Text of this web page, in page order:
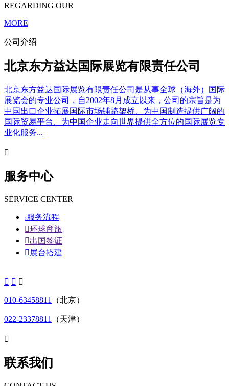
REGARDING OUR
MORE
公司介绍
北京东方益达国际展览有限责任公司
北京东方益达国际展览有限责任公司是从事全球（海外）国际
展览会的专业公司，自2002年8月成立以来，公司的宗旨是为
中国出口企业拓展国际市场铺路架桥、为中国制造提供广阔的
国际贸易平台、为中国企业走向世界提供全方位的国际展览专
业化服务...

服务中心
SERVICE CENTER
 服务流程
环球商旅
出国签证
 展台搭建
  
010-63458811 （北京）
022-23378811 （天津）

联系我们